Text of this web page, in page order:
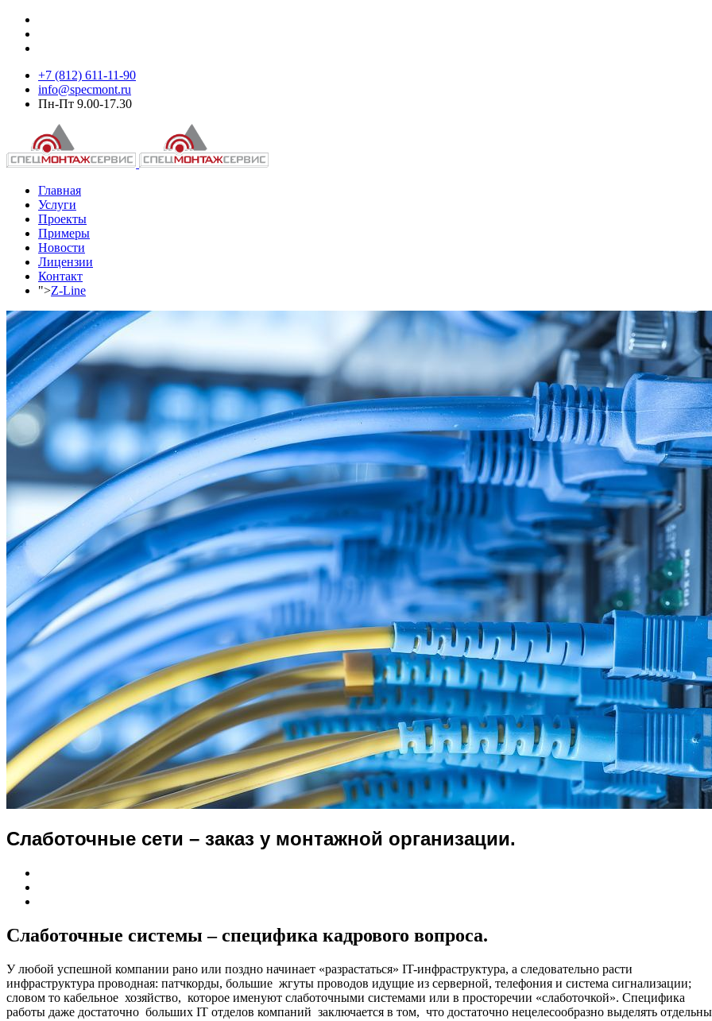
+7 (812) 611-11-90
info@specmont.ru
Пн-Пт 9.00-17.30
Главная
Услуги
Проекты
Примеры
Новости
Лицензии
Контакт
">Z-Line
Слаботочные сети – заказ у монтажной организации.
Слаботочные системы – специфика кадрового вопроса.
У любой успешной компании рано или поздно начинает «разрастаться» IT-инфраструктура, а следовательно расти
инфраструктура проводная: патчкорды, большие жгуты проводов идущие из серверной, телефония и система сигнализации;
словом то кабельное хозяйство, которое именуют слаботочными системами или в просторечии «слаботочкой». Специфика
работы даже достаточно больших IT отделов компаний заключается в том, что достаточно нецелесообразно выделять